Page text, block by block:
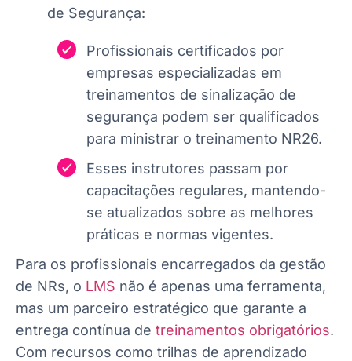
de Segurança:
Profissionais certificados por
empresas especializadas em
treinamentos de sinalização de
segurança podem ser qualificados
para ministrar o treinamento NR26.
Esses instrutores passam por
capacitações regulares, mantendo-
se atualizados sobre as melhores
práticas e normas vigentes.
Para os profissionais encarregados da gestão
de NRs, o LMS não é apenas uma ferramenta,
mas um parceiro estratégico que garante a
entrega contínua de treinamentos obrigatórios.
Com recursos como trilhas de aprendizado